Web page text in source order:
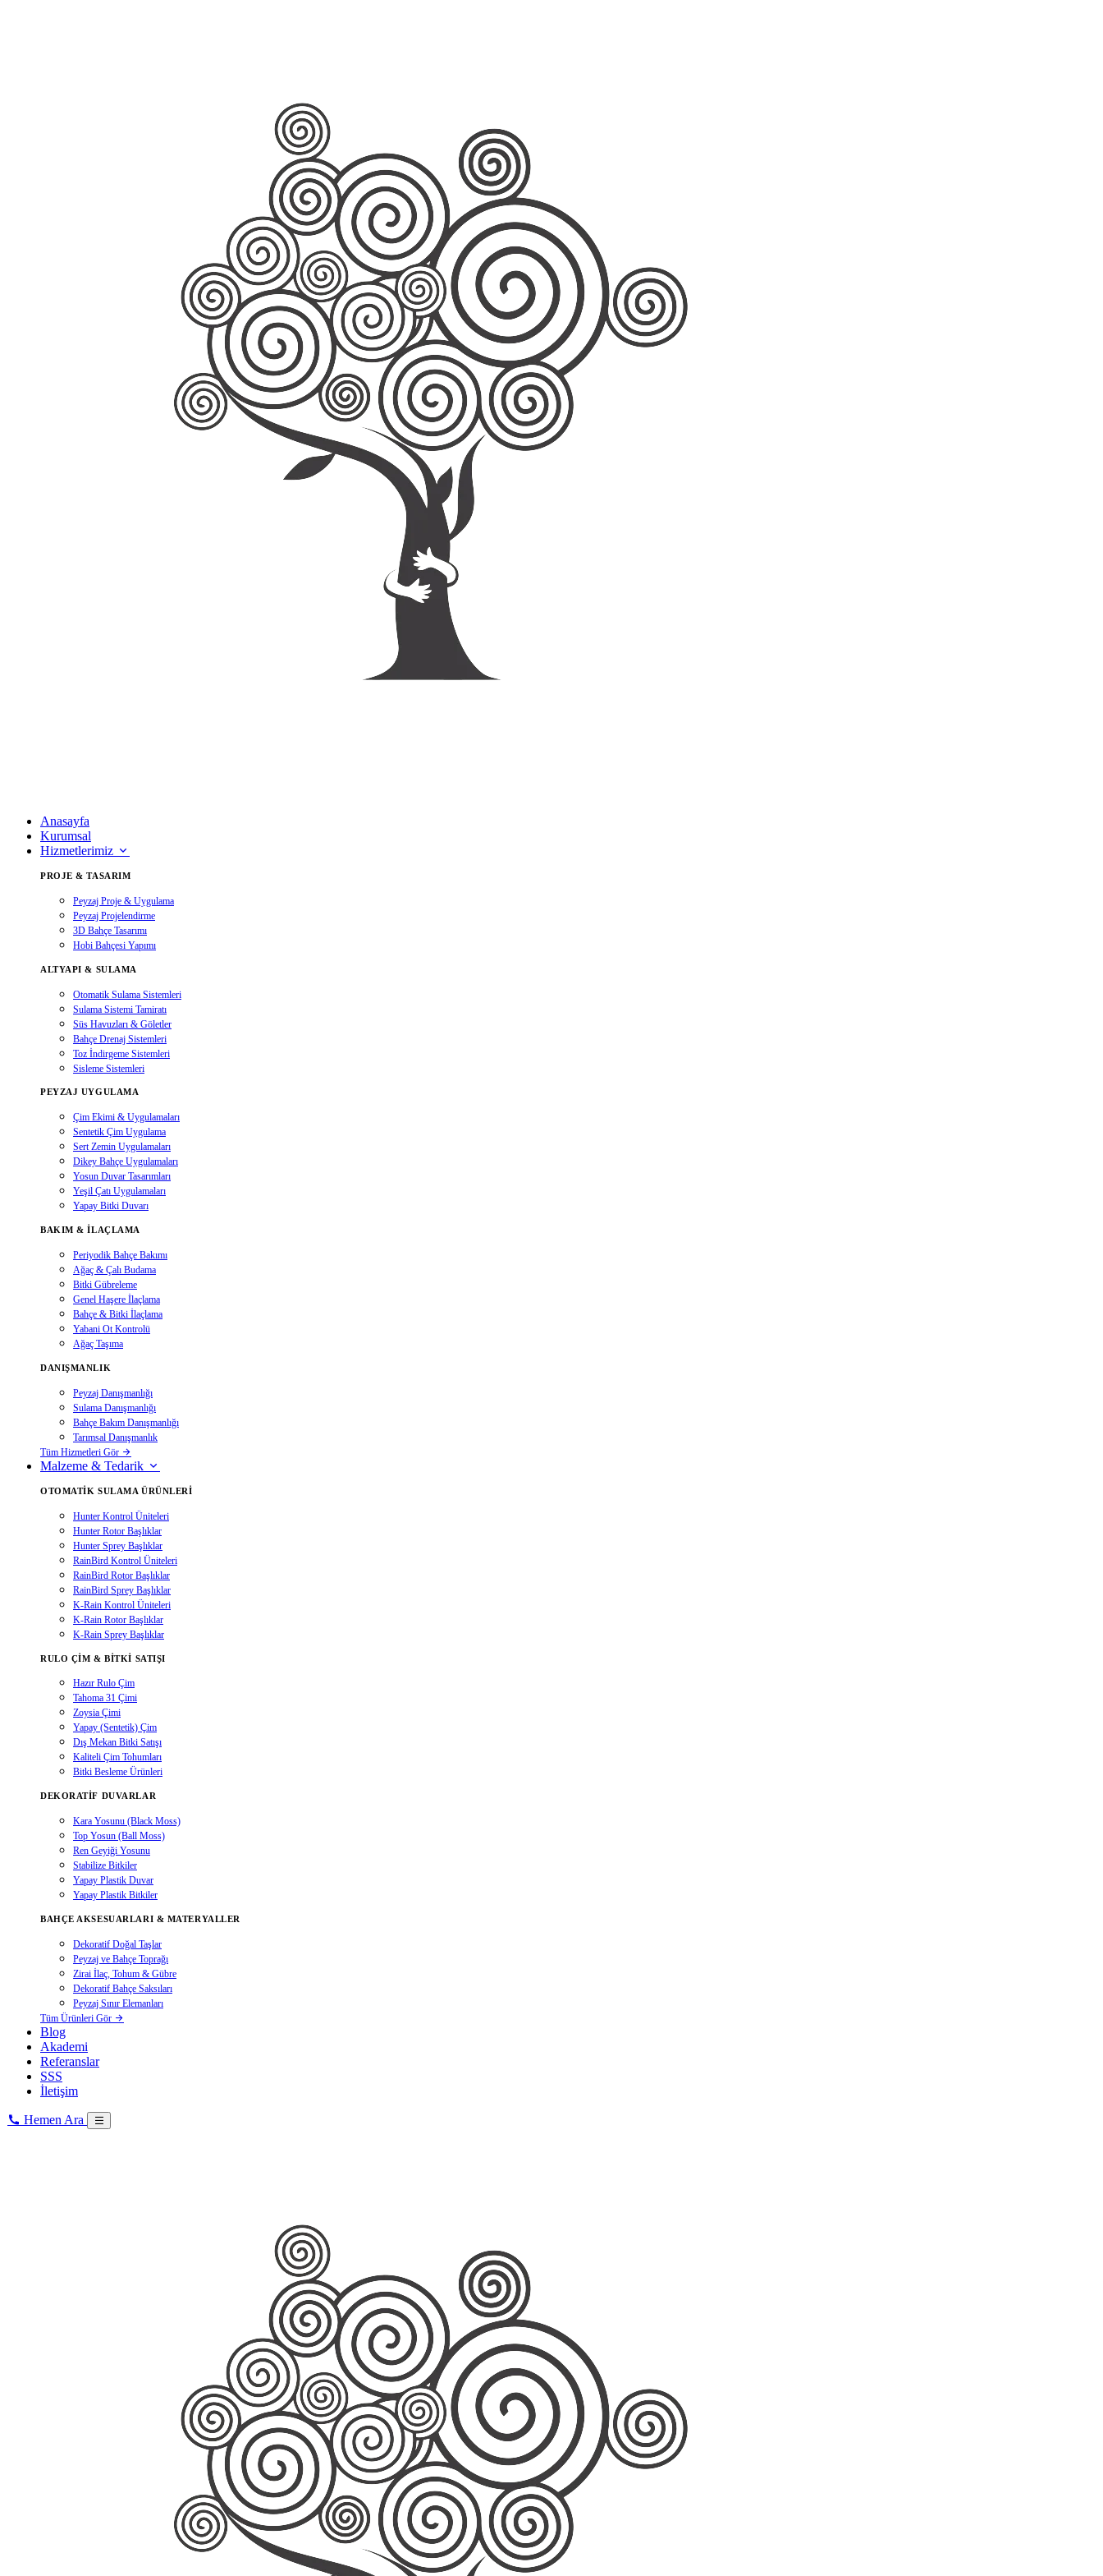
Anasayfa
Kurumsal
Hizmetlerimiz
PROJE & TASARIM
Peyzaj Proje & Uygulama
Peyzaj Projelendirme
3D Bahçe Tasarımı
Hobi Bahçesi Yapımı
ALTYAPI & SULAMA
Otomatik Sulama Sistemleri
Sulama Sistemi Tamiratı
Süs Havuzları & Göletler
Bahçe Drenaj Sistemleri
Toz İndirgeme Sistemleri
Sisleme Sistemleri
PEYZAJ UYGULAMA
Çim Ekimi & Uygulamaları
Sentetik Çim Uygulama
Sert Zemin Uygulamaları
Dikey Bahçe Uygulamaları
Yosun Duvar Tasarımları
Yeşil Çatı Uygulamaları
Yapay Bitki Duvarı
BAKIM & İLAÇLAMA
Periyodik Bahçe Bakımı
Ağaç & Çalı Budama
Bitki Gübreleme
Genel Haşere İlaçlama
Bahçe & Bitki İlaçlama
Yabani Ot Kontrolü
Ağaç Taşıma
DANIŞMANLIK
Peyzaj Danışmanlığı
Sulama Danışmanlığı
Bahçe Bakım Danışmanlığı
Tarımsal Danışmanlık
Tüm Hizmetleri Gör
Malzeme & Tedarik
OTOMATIK SULAMA ÜRÜNLERI
Hunter Kontrol Üniteleri
Hunter Rotor Başlıklar
Hunter Sprey Başlıklar
RainBird Kontrol Üniteleri
RainBird Rotor Başlıklar
RainBird Sprey Başlıklar
K-Rain Kontrol Üniteleri
K-Rain Rotor Başlıklar
K-Rain Sprey Başlıklar
RULO ÇIM & BITKI SATIŞI
Hazır Rulo Çim
Tahoma 31 Çimi
Zoysia Çimi
Yapay (Sentetik) Çim
Dış Mekan Bitki Satışı
Kaliteli Çim Tohumları
Bitki Besleme Ürünleri
DEKORATIF DUVARLAR
Kara Yosunu (Black Moss)
Top Yosun (Ball Moss)
Ren Geyiği Yosunu
Stabilize Bitkiler
Yapay Plastik Duvar
Yapay Plastik Bitkiler
BAHÇE AKSESUARLARI & MATERYALLER
Dekoratif Doğal Taşlar
Peyzaj ve Bahçe Toprağı
Zirai İlaç, Tohum & Gübre
Dekoratif Bahçe Saksıları
Peyzaj Sınır Elemanları
Tüm Ürünleri Gör
Blog
Akademi
Referanslar
SSS
İletişim
Hemen Ara